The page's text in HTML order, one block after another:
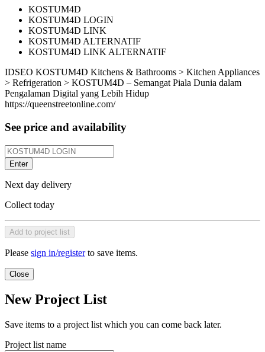
KOSTUM4D
KOSTUM4D LOGIN
KOSTUM4D LINK
KOSTUM4D ALTERNATIF
KOSTUM4D LINK ALTERNATIF
IDSEO KOSTUM4D Kitchens & Bathrooms > Kitchen Appliances
> Refrigeration > KOSTUM4D – Semangat Piala Dunia dalam
Pengalaman Digital yang Lebih Hidup
https://queenstreetonline.com/
See price and availability
Enter
Next day delivery
Collect today
Add to project list
Please sign in/registerto save items.
Close
New Project List
Save items to a project list which you can come back later.
Project list name